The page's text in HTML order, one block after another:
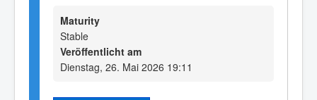
Maturity
Stable
Veröffentlicht am
Dienstag, 26. Mai 2026 19:11